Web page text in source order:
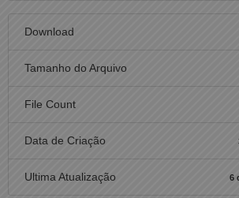
Download
Tamanho do Arquivo
File Count
Data de Criação
Ultima Atualização 6